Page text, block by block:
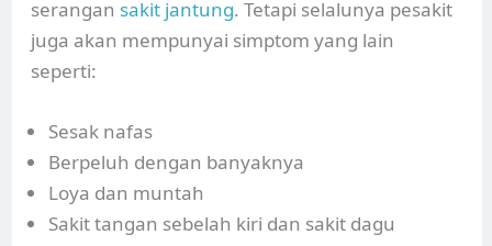
serangan sakit jantung. Tetapi selalunya pesakit
juga akan mempunyai simptom yang lain
seperti:
Sesak nafas
Berpeluh dengan banyaknya
Loya dan muntah
Sakit tangan sebelah kiri dan sakit dagu